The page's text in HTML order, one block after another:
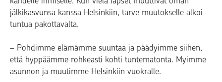
jälkikasvunsa kanssa Helsinkiin, tarve muutokselle alkoi
tuntua pakottavalta.
– Pohdimme elämämme suuntaa ja päädyimme siihen,
että hyppäämme rohkeasti kohti tuntematonta. Myimme
asunnon ja muutimme Helsinkiin vuokralle.